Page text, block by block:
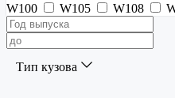
W100
W105 W108
Тип кузова